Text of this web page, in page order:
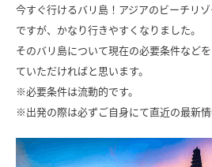
今すぐ行けるバリ島！アジアのビーチリ
ですが、かなり行きやすくなりました。
そのバリ島について現在の必要条件など
ていただければと思います。
※必要条件は流動的です。
※出発の際は必ずご自身にて直近の最新情